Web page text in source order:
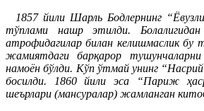
1857 йили Шарль Бодлернинг
тўплами нашр этилди.
атрофидагилар билан келишмаслик бу
жамиятдаги барқарор
намоён бўлди. Кўп ўтмай унинг
босилди. 1860 йили эса “Париж
шеърлари (мансуралар) жамланган